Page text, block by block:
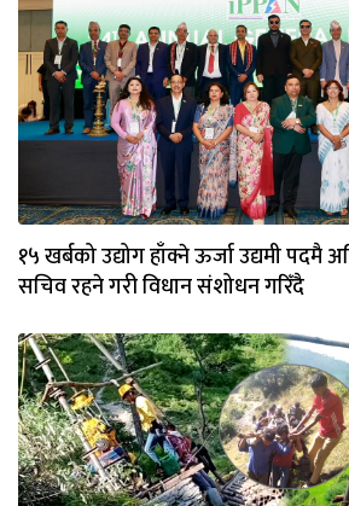
१५ खर्बको उद्योग हाँक्ने ऊर्जा उद्यमी पदमै
सचिव रहने गरी विधान संशोधन गरिँदै